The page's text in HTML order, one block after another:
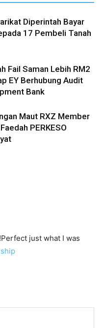
Diperintah Bayar
17 Pembeli Tanah
Fail Saman Lebih RM2
EY Berhubung Audit
Bank
Maut RXZ Member
PERKESO
just what I was